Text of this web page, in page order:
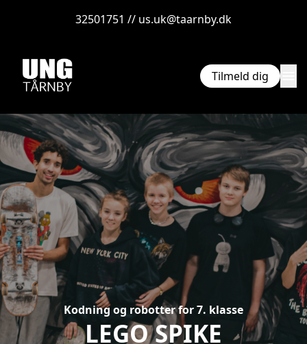
32501751 // us.uk@taarnby.dk
Tilmeld dig
LEGO SPIKE
Kodning og robotter for 7. klasse